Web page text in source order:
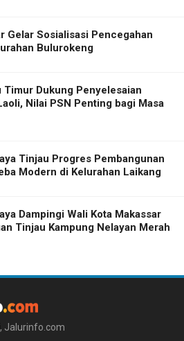
Gelar Sosialisasi Pencegahan
Bulurokeng
Timur Dukung Penyelesaian
Nilai PSN Penting bagi Masa
Tinjau Progres Pembangunan
Modern di Kelurahan Laikang
Dampingi Wali Kota Makassar
Tinjau Kampung Nelayan Merah
Jalurinfo.com